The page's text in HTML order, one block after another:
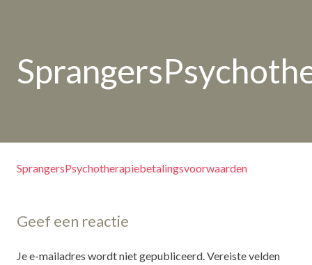
SprangersPsychotherapiebetalingsvoorwaarden
Geef een reactie
Je e-mailadres wordt niet gepubliceerd. Vereiste velden